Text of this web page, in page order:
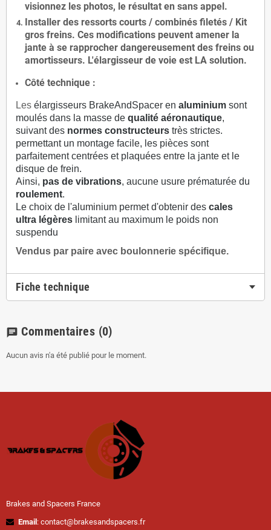
visionnez les photos, le résultat en sans appel.
Installer des ressorts courts / combinés filetés / Kit
gros freins. Ces modifications peuvent amener la
jante à se rapprocher dangereusement des freins ou
amortisseurs. L'élargisseur de voie est LA solution.
Côté technique :
Les élargisseurs BrakeAndSpacer en aluminium sont
moulés dans la masse de qualité aéronautique,
suivant des normes constructeurs très strictes.
permettant un montage facile, les pièces sont
parfaitement centrées et plaquées entre la jante et le
disque de frein.
Ainsi, pas de vibrations, aucune usure prématurée du
roulement.
Le choix de l'aluminium permet d'obtenir des cales
ultra légères limitant au maximum le poids non
suspendu
Vendus par paire avec boulonnerie spécifique.
Fiche technique
chat Commentaires (0)
Aucun avis n'a été publié pour le moment.
Brakes and Spacers France
Email : contact@brakesandspacers.fr